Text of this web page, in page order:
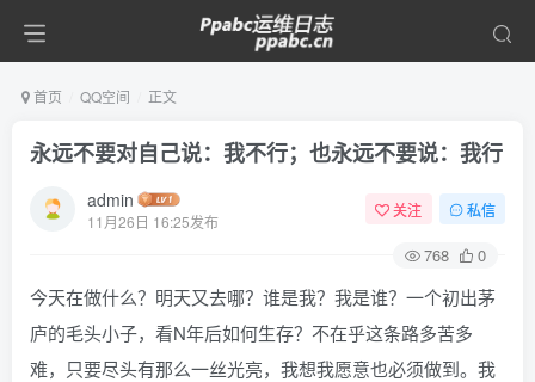
首页 QQ空间 正文
永远不要对自己说：我不行；也永远不要说：我行
admin
11月26日 16:25发布
关注 私信
768 0
今天在做什么？明天又去哪？谁是我？我是谁？一个初出茅
庐的毛头小子，看N年后如何生存？不在乎这条路多苦多
难，只要尽头有那么一丝光亮，我想我愿意也必须做到。我